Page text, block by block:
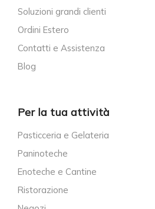
Soluzioni grandi clienti
Ordini Estero
Contatti e Assistenza
Blog
Per la tua attività
Pasticceria e Gelateria
Paninoteche
Enoteche e Cantine
Ristorazione